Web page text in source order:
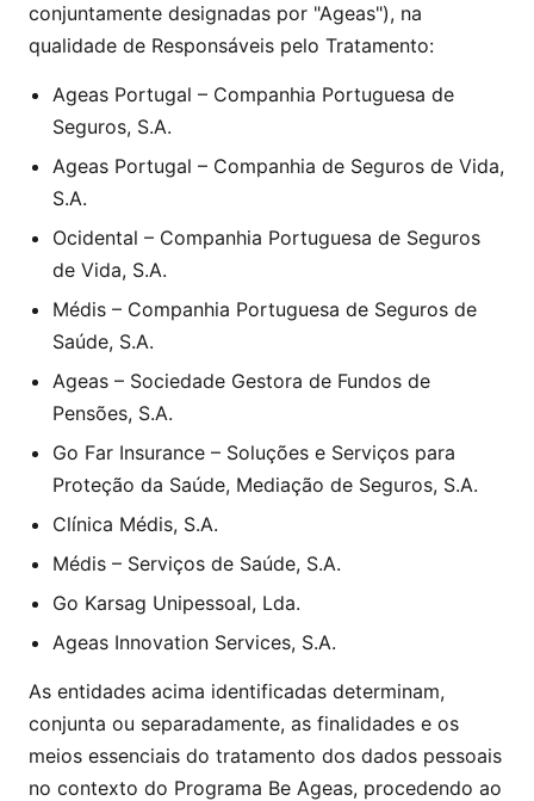
conjuntamente designadas por "Ageas"), na
qualidade de Responsáveis pelo Tratamento:
Ageas Portugal – Companhia Portuguesa de
Seguros, S.A.
Ageas Portugal – Companhia de Seguros de Vida,
S.A.
Ocidental – Companhia Portuguesa de Seguros
de Vida, S.A.
Médis – Companhia Portuguesa de Seguros de
Saúde, S.A.
Ageas – Sociedade Gestora de Fundos de
Pensões, S.A.
Go Far Insurance – Soluções e Serviços para
Proteção da Saúde, Mediação de Seguros, S.A.
Clínica Médis, S.A.
Médis – Serviços de Saúde, S.A.
Go Karsag Unipessoal, Lda.
Ageas Innovation Services, S.A.
As entidades acima identificadas determinam,
conjunta ou separadamente, as finalidades e os
meios essenciais do tratamento dos dados pessoais
no contexto do Programa Be Ageas, procedendo ao